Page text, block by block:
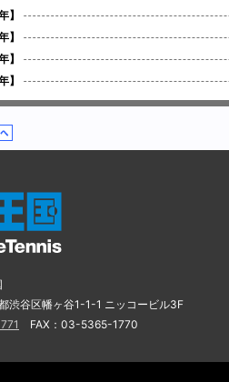
】
】
】
】
渋谷区幡ヶ谷1-1-1 ニッコービル3F
FAX：03-5365-1770